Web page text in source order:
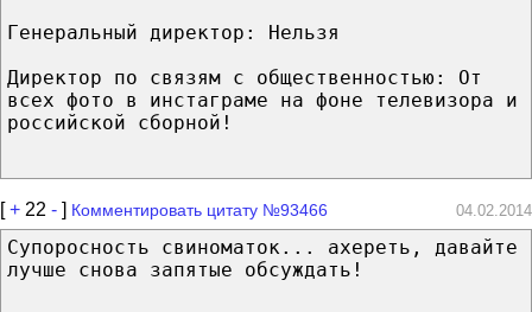
Генеральный директор: Нельзя
Директор по связям с общественностью: От
всех фото в инстаграме на фоне телевизора и
российской сборной!
[+ 22 - ] Комментировать цитату №93466 04.02.2014
Супоросность свиноматок... ахереть, давайте
лучше снова запятые обсуждать!